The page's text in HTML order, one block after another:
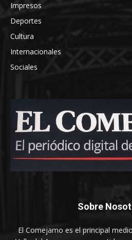
Impresos
Deportes
Cultura
Internacionales
Sociales
Sobre
El Comejamo es el principal